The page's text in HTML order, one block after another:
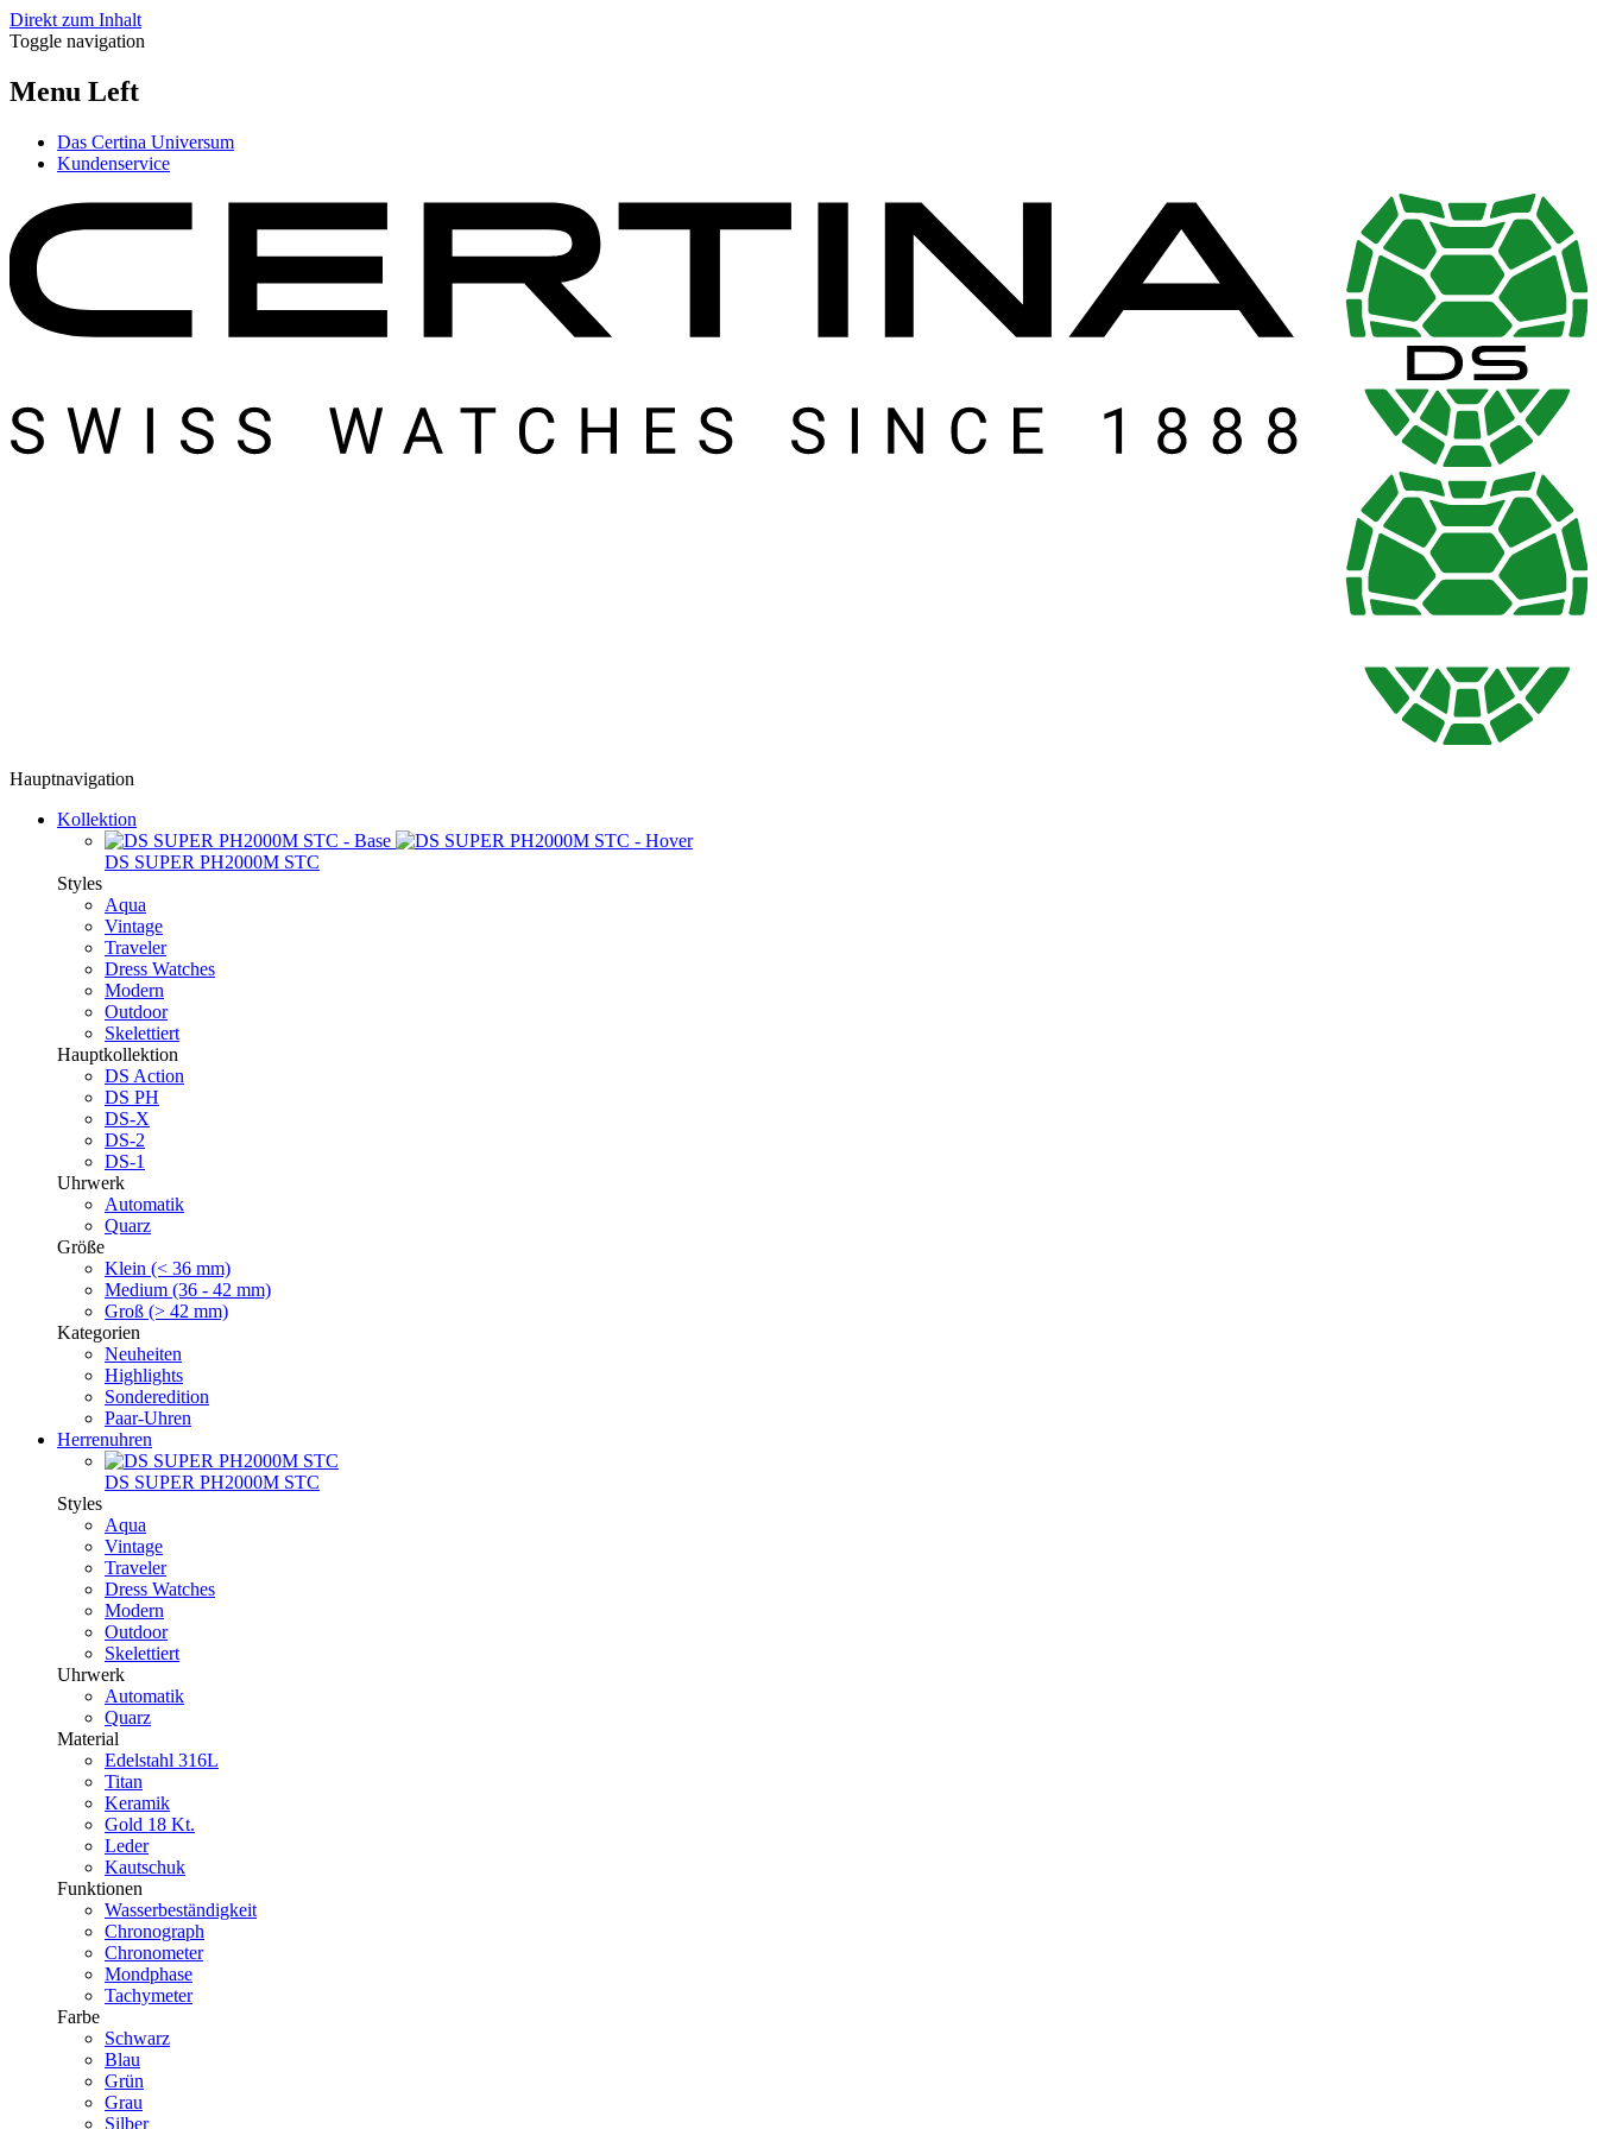
Direkt zum Inhalt
Toggle navigation
Menu Left
Das Certina Universum
Kundenservice
Hauptnavigation
Kollektion
DS SUPER PH2000M STC
Styles
Aqua
Vintage
Traveler
Dress Watches
Modern
Outdoor
Skelettiert
Hauptkollektion
DS Action
DS PH
DS-X
DS-2
DS-1
Uhrwerk
Automatik
Quarz
Größe
Klein (< 36 mm)
Medium (36 - 42 mm)
Groß (> 42 mm)
Kategorien
Neuheiten
Highlights
Sonderedition
Paar-Uhren
Herrenuhren
DS SUPER PH2000M STC
Styles
Aqua
Vintage
Traveler
Dress Watches
Modern
Outdoor
Skelettiert
Uhrwerk
Automatik
Quarz
Material
Edelstahl 316L
Titan
Keramik
Gold 18 Kt.
Leder
Kautschuk
Funktionen
Wasserbeständigkeit
Chronograph
Chronometer
Mondphase
Tachymeter
Farbe
Schwarz
Blau
Grün
Grau
Silber